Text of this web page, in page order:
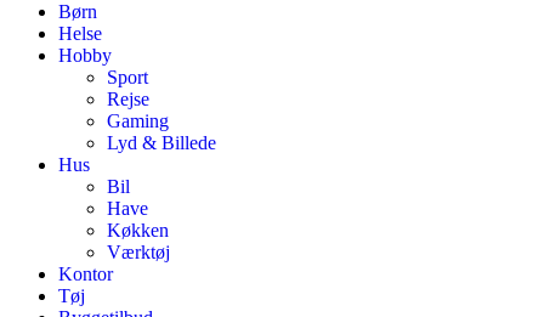
Børn
Helse
Hobby
Sport
Rejse
Gaming
Lyd & Billede
Hus
Bil
Have
Køkken
Værktøj
Kontor
Tøj